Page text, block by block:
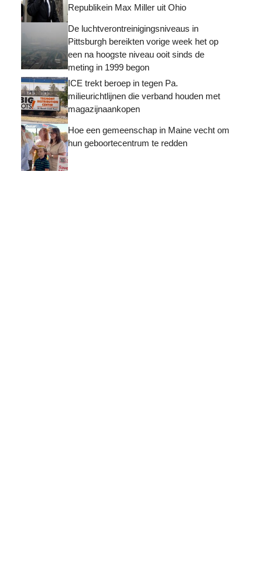
Republikein Max Miller uit Ohio
De luchtverontreinigingsniveaus in
Pittsburgh bereikten vorige week het op
een na hoogste niveau ooit sinds de
meting in 1999 begon
ICE trekt beroep in tegen Pa.
milieurichtlijnen die verband houden met
magazijnaankopen
Hoe een gemeenschap in Maine vecht om
hun geboortecentrum te redden